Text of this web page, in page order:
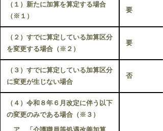
（１）新たに加算を算定する場合
（※１）
要
（２）すでに算定している加算区分
を変更する場合（※２）
要
（３）すでに算定している加算区分
に変更が生じない場合
否
（４）令和８年６月改定に伴う以下
の変更のみである場合（※３）